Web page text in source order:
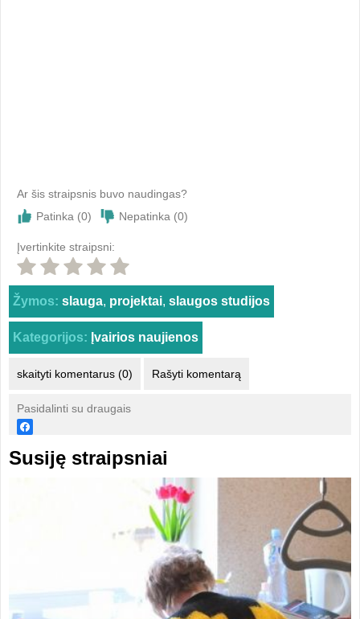
Ar šis straipsnis buvo naudingas?
Patinka (0) Nepatinka (0)
Įvertinkite straipsni:
Žymos: slauga, projektai, slaugos studijos
Kategorijos: Įvairios naujienos
skaityti komentarus (0) Rašyti komentarą
Pasidalinti su draugais
Susiję straipsniai